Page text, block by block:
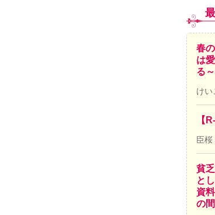
春
は
る～
けい
【
臣桜
貧
と
資
の